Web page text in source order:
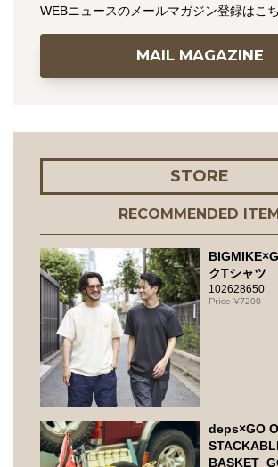
WEBニュースのメールマガジン登録はこ
MAIL MAGAZINE
STORE
RECOMMENDED
クTシャツ
102628650
7200
deps×GO